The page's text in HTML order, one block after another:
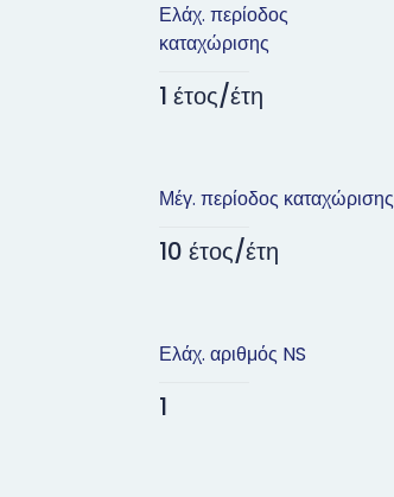
Ελάχ. περίοδος
καταχώρισης
1 έτος/έτη
Μέγ. περίοδος καταχώρισης
10 έτος/έτη
Ελάχ. αριθμός NS
1